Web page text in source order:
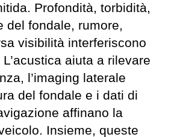
Profondità, torbidità,
del fondale, rumore,
visibilità interferiscono
aiuta a rilevare
l’imaging laterale
del fondale e i dati di
affinano la
Insieme, queste